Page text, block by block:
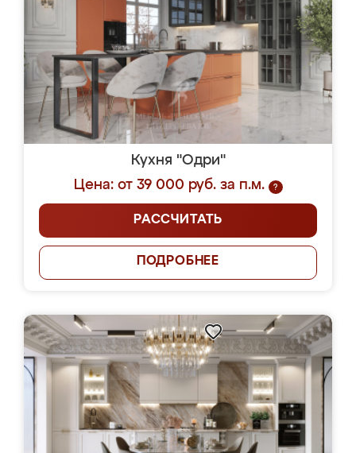
Кухня "Одри"
Цена: от 39 000 руб. за п.м.
?
РАССЧИТАТЬ
ПОДРОБНЕЕ